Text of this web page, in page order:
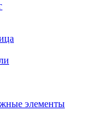
элементы